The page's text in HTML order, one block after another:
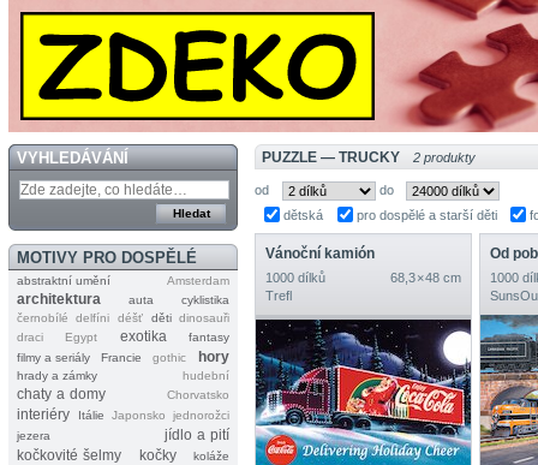
VYHLEDÁVÁNÍ
MOTIVY PRO DOSPĚLÉ
abstraktní umění Amsterdam
architektura auta
cyklistika
černobílé
delfíni déšť děti dinosauři
draci
Egypt exotika
fantasy
filmy a seriály
Francie gothic hory
hrady a zámky hudební
chaty a domy Chorvatsko
interiéry Itálie Japonsko
jednorožci
jezera
jídlo a pití
kočkovité šelmy
kočky
koláže
PUZZLE — TRUCKY 2 produkty
od
do
dětská
pro dospělé a starší děti
Vánoční kamión
1000 dílků
68,3 × 48 cm
Trefl
Od
1000